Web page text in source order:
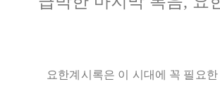
요한계시록은 이 시대에 꼭 필요